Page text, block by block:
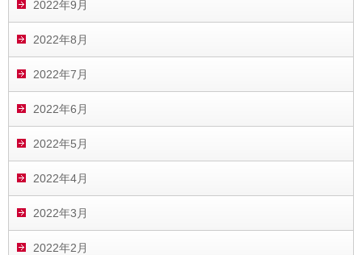
2022年9月
2022年8月
2022年7月
2022年6月
2022年5月
2022年4月
2022年3月
2022年2月